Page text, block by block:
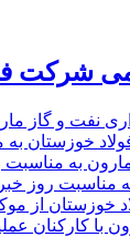
شرکت
نفت و گاز
خوزستان به
به مناسبت
مناسبت روز
خوزستان از
با کارکنان